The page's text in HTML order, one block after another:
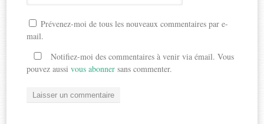
Prévenez-moi de tous les nouveaux commentaires par e-
mail.
Notifiez-moi des commentaires à venir via émail. Vous
pouvez aussivous abonner sans commenter.